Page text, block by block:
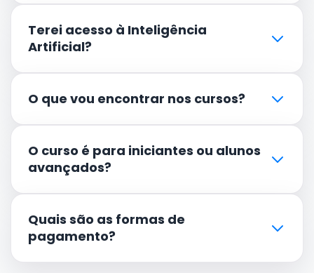
Terei acesso à Inteligência
Artificial?
O que vou encontrar nos cursos?
O curso é para iniciantes ou alunos
avançados?
Quais são as formas de
pagamento?